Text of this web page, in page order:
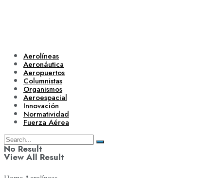
Aerolíneas
Aeronáutica
Aeropuertos
Columnistas
Organismos
Aeroespacial
Innovación
Normatividad
Fuerza Aérea
No Result
View All Result